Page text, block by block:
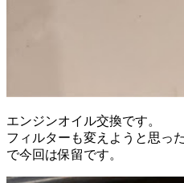
エンジンオイル交換です。
フィルターも変えようと思っ
で今回は保留です。